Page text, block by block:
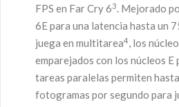
FPS en Far Cry 63. Mejorado
6E para una latencia hasta un
juega en multitarea4, los
emparejados con los núcleos E
tareas paralelas permiten
fotogramas por segundo para